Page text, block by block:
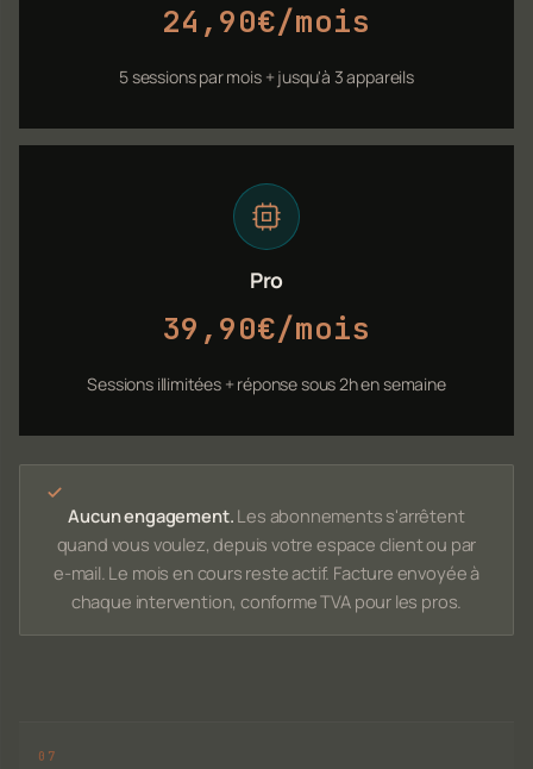
24,90€/mois
5 sessions par mois + jusqu'à 3 appareils
Pro
39,90€/mois
Sessions illimitées + réponse sous 2h en semaine
Aucun engagement. Les abonnements s'arrêtent
quand vous voulez, depuis votre espace client ou par
e-mail. Le mois en cours reste actif. Facture envoyée à
chaque intervention, conforme TVA pour les pros.